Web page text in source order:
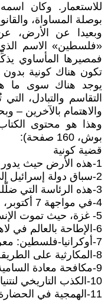
للاستعمار. وكان
بوصلة المساواة،
وبعيدا عن الأرض،
«فلسطين» الاسم الذي
فمصيرها المأساوي
تكون هناك كونية بدون
يوجد هناك سوى ما هو
التقاسم والتبادل،
والاهتمام بالآخرين –
وهذا هو محتوى
بوش، 160 صفحة):
قضية كونية
1-هذه الأرض حيث يدور سلام العالم
2-سباق دولة إسرائيل إلى الهاوية
3-هذه الرئاسة التي ضلّلت فرنسا
4-في مواجهة 7 أكتوبر، المسألة الأخلاقية
5- غزة، حيث تموت الإنسانية
6-الإطاحة بالعالم في لاهاي
7-أوكرانيا-فلسطين: معركة الحق
8-المكارثية على الطريقة الفرنسية
9-مكافحة معادة السامية بكل وضوح
10-الكذب التاريخي لنتنياهو
11-الهمجية في الحضارة